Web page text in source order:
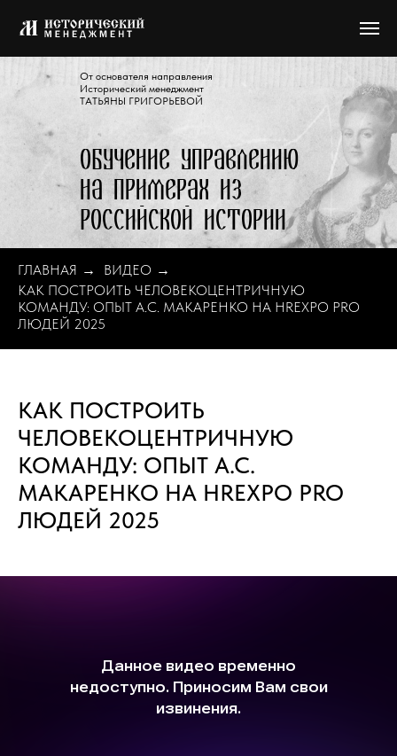
Обучение управлению
на примерах из
Российской истории
От основателя направления
Исторический менеджмент
ТАТЬЯНЫ ГРИГОРЬЕВОЙ
ГЛАВНАЯ → ВИДЕО →
КАК ПОСТРОИТЬ ЧЕЛОВЕКОЦЕНТРИЧНУЮ
КОМАНДУ: ОПЫТ А.С. МАКАРЕНКО НА HREXPO PRO
ЛЮДЕЙ 2025
КАК ПОСТРОИТЬ
ЧЕЛОВЕКОЦЕНТРИЧНУЮ
КОМАНДУ: ОПЫТ А.С.
МАКАРЕНКО НА HREXPO PRO
ЛЮДЕЙ 2025